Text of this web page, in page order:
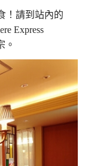
！請到站內的
Express
。